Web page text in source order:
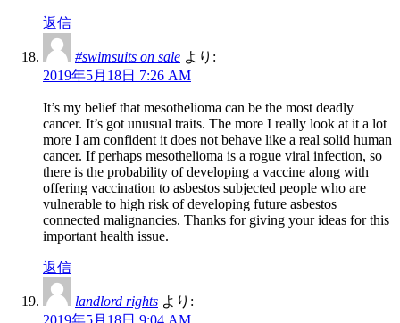
返信
#swimsuits on sale より:
2019年5月18日 7:26 AM
It’s my belief that mesothelioma can be the most deadly
cancer. It’s got unusual traits. The more I really look at it a lot
more I am confident it does not behave like a real solid human
cancer. If perhaps mesothelioma is a rogue viral infection, so
there is the probability of developing a vaccine along with
offering vaccination to asbestos subjected people who are
vulnerable to high risk of developing future asbestos
connected malignancies. Thanks for giving your ideas for this
important health issue.
返信
landlord rights より:
2019年5月18日 9:04 AM